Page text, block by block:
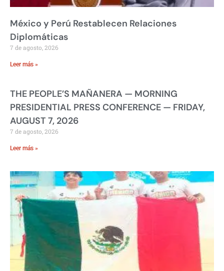
México y Perú Restablecen Relaciones
Diplomáticas
7 de agosto, 2026
Leer más »
THE PEOPLE’S MAÑANERA — MORNING
PRESIDENTIAL PRESS CONFERENCE — FRIDAY,
AUGUST 7, 2026
7 de agosto, 2026
Leer más »